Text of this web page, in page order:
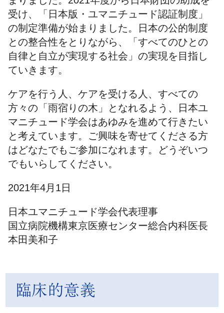
受け、「日本版・ユマニチュード認証制度」
の制定準備が始まりました。日本の公的制度
との整合性をとりながら、「すべてのひとの
自律と自立が実現する社会」の実現を目指し
ていきます。
ケアを行う人、ケアを受ける人、すべての
方々の「雨宿りの木」となれるよう、日本ユ
マニチュード学会はあゆみを進めて行きたい
と考えています。ご興味を寄せてくださる方
はどなたでもご参加になれます。どうぞいつ
でもいらしてください。
2021年4月1日
日本ユマニチュード学会代表理事
国立病院機構東京医療センター総合内科医長
本田美和子
臨床的意義